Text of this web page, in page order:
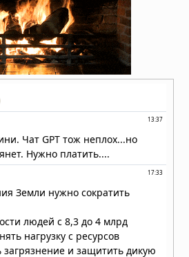
в 09:32
супервулкан Кикай
свежей магмой: новое
раскрывает механизм
гигантских кальдер
торнадо ударил по
пригороду Чикаго дважды
в 08:20